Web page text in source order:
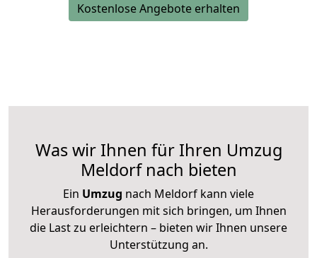
Kostenlose Angebote erhalten
Was wir Ihnen für Ihren Umzug
Meldorf nach bieten
Ein Umzug nach Meldorf kann viele
Herausforderungen mit sich bringen, um Ihnen
die Last zu erleichtern – bieten wir Ihnen unsere
Unterstützung an.